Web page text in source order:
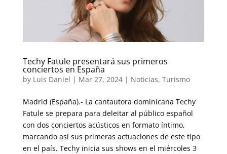
Techy Fatule presentará sus primeros
conciertos en España
by Luis Daniel | Mar 27, 2024| Noticias, Turismo
Madrid (España).- La cantautora dominicana Techy
Fatule se prepara para deleitar al público español
con dos conciertos acústicos en formato íntimo,
marcando así sus primeras actuaciones de este tipo
en el país. Techy inicia sus shows en el miércoles 3